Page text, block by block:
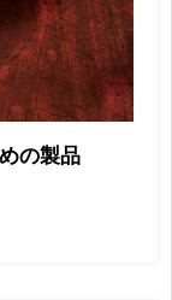
の製品